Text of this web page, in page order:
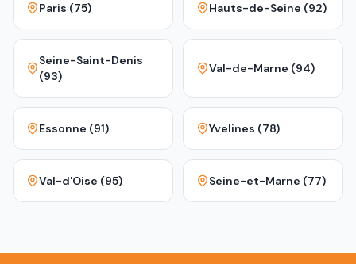
Paris (75) Hauts-de-Seine (92)
Seine-Saint-Denis
(93)
Val-de-Marne (94)
Essonne (91) Yvelines (78)
Val-d'Oise (95) Seine-et-Marne (77)